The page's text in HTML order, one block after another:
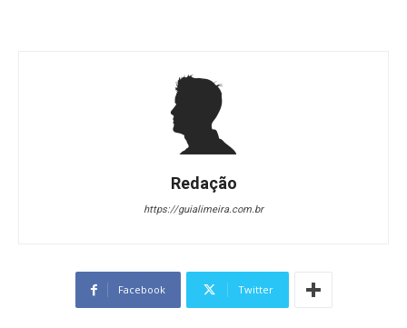
Redação
https://guialimeira.com.br
Facebook Twitter